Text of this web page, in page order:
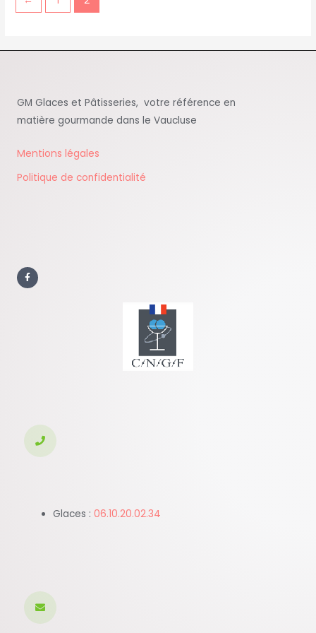
GM Glaces et Pâtisseries, votre référence en
matière gourmande dans le Vaucluse
Mentions légales
Politique de confidentialité
a
c
e
Glaces :06.10.20.02.34